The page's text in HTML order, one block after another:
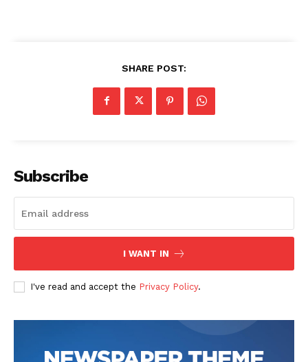
SHARE POST:
Subscribe
I WANT IN
I've read and accept the Privacy Policy.